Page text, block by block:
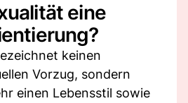
eine
keinen
Vorzug, sondern
einen Lebensstil sowie